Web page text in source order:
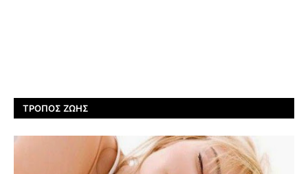
ΤΡΌΠΟΣ ΖΩΉΣ